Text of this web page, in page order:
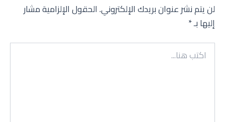
لن يتم نشر عنوان بريدك الإلكتروني.الحقول الإلزامية مشار
إليها بـ*
اكتب
هنا...